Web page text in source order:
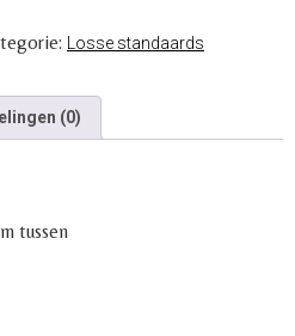
Losse standaards
(0)
tussen